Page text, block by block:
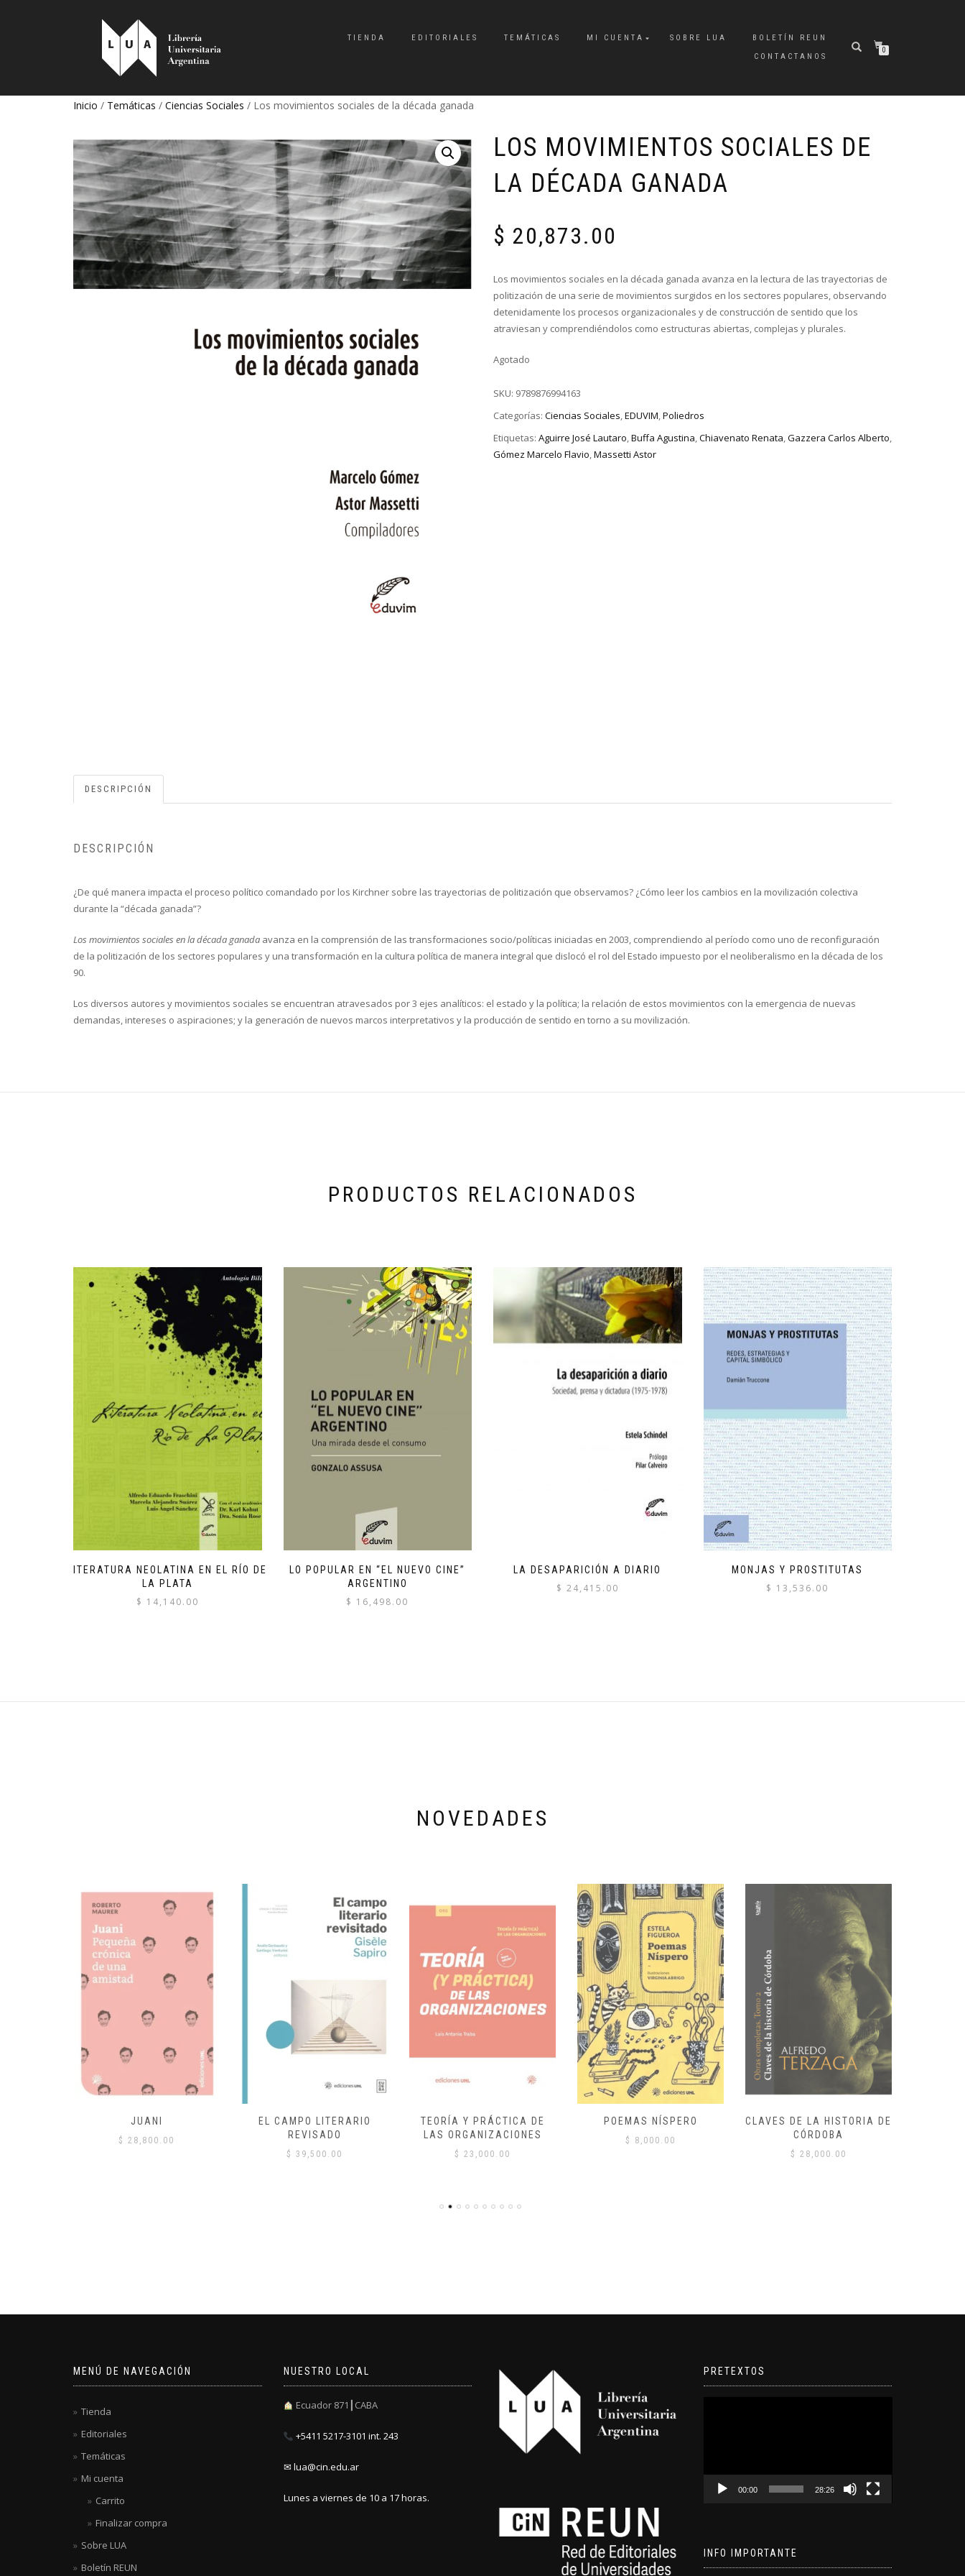
TIENDA EDITORIALES TEMÁTICAS MI CUENTA SOBRE LUA
BOLETÍN REUN
CONTACTANOS
0
Inicio / Temáticas / Ciencias Sociales / Los movimientos sociales de la década ganada
LOS MOVIMIENTOS SOCIALES DE
LA DÉCADA GANADA
$ 20,873.00
Los movimientos sociales en la década ganada avanza en la lectura de las trayectorias de
politización de una serie de movimientos surgidos en los sectores populares, observando
detenidamente los procesos organizacionales y de construcción de sentido que los
atraviesan y comprendiéndolos como estructuras abiertas, complejas y plurales.
Agotado
SKU: 9789876994163
Categorías: Ciencias Sociales,EDUVIM,Poliedros
Etiquetas: Aguirre José Lautaro,Buffa Agustina,Chiavenato Renata,Gazzera Carlos Alberto,
Gómez Marcelo Flavio,Massetti Astor
DESCRIPCIÓN
DESCRIPCIÓN
¿De qué manera impacta el proceso político comandado por los Kirchner sobre las trayectorias de politización que observamos? ¿Cómo leer los cambios en la movilización colectiva
durante la “década ganada”?
Los movimientos sociales en la década ganada avanza en la comprensión de las transformaciones socio/políticas iniciadas en 2003, comprendiendo al período como uno de reconfiguración
de la politización de los sectores populares y una transformación en la cultura política de manera integral que dislocó el rol del Estado impuesto por el neoliberalismo en la década de los
90.
Los diversos autores y movimientos sociales se encuentran atravesados por 3 ejes analíticos: el estado y la política; la relación de estos movimientos con la emergencia de nuevas
demandas, intereses o aspiraciones; y la generación de nuevos marcos interpretativos y la producción de sentido en torno a su movilización.
PRODUCTOS RELACIONADOS
LITERATURA NEOLATINA EN EL RÍO DE
LA PLATA
$ 14,140.00
LO POPULAR EN “EL NUEVO CINE”
ARGENTINO
$ 16,498.00
LA DESAPARICIÓN A DIARIO
$ 24,415.00
MONJAS Y PROSTITUTAS
$ 13,536.00
NOVEDADES
JUANI
$ 28,800.00
EL CAMPO LITERARIO
REVISADO
$ 39,500.00
TEORÍA Y PRÁCTICA DE
LAS ORGANIZACIONES
$ 23,000.00
POEMAS NÍSPERO
$ 8,000.00
CLAVES DE LA HISTORIA DE
CÓRDOBA
$ 28,000.00
MENÚ DE NAVEGACIÓN
Tienda
Editoriales
Temáticas
Mi cuenta
Carrito
Finalizar compra
Sobre LUA
Boletín REUN
NUESTRO LOCAL
Ecuador 871┃CABA
+5411 5217-3101 int. 243
✉ lua@cin.edu.ar
Lunes a viernes de 10 a 17 horas.
PRETEXTOS
00:00 28:26
INFO IMPORTANTE